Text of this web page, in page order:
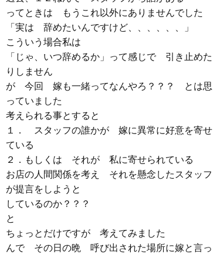
ってときは もうこれ以外にありませんでした
「実は 辞めたいんですけど、、、、、、」
こういう場合私は
「じゃ、いつ辞めるか」って感じで 引き止めた
りしません
が 今回 嫁も一緒ってなんやろ？？？ とは思
っていました
考えられる事とすると
１． スタッフの誰かが 嫁に異常に好意を寄せ
ている
２．もしくは それが 私に寄せられている
お店の人間関係を考え それを懸念したスタッフ
が提言をしようと
しているのか？？？
と
ちょっとだけですが 考えてみました
んで その日の晩 呼び出された場所に嫁と言っ